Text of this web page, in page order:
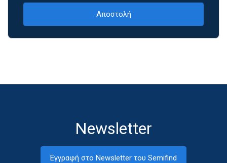
Newsletter
Εγγραφή στο Newsletter του Semifind